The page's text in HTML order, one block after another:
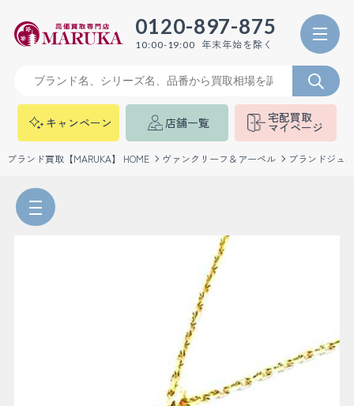
0120-897-875
10:00-19:00 年末年始を除く
キャンペーン 店舗一覧 宅配買取
マイページ
ブランド買取【MARUKA】 HOME ヴァンクリーフ＆アーペル ブランドジュ